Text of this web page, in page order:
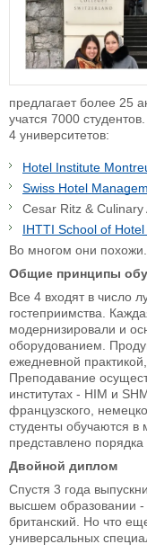
предлагает более 25
учатся 7000
4 университетов:
Hotel Institute
Swiss Hotel
Cesar Ritz & Culinary
IHTTI School of
Во многом они похожи.
Общие принципы
Все 4 входят в число
гостеприимства.
модернизировали и
оборудованием.
ежедневной
Преподавание
институтах - HIM и
французского,
студенты обучаются в
представлено
Двойной диплом
Спустя 3 года
высшем образовании
британский. Но что
универсальных